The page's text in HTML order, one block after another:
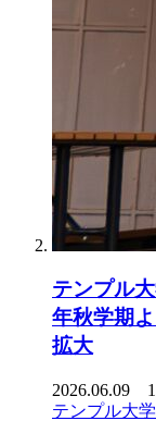
テンプル
年秋学期
拡大
2026.06.09
テンプル大